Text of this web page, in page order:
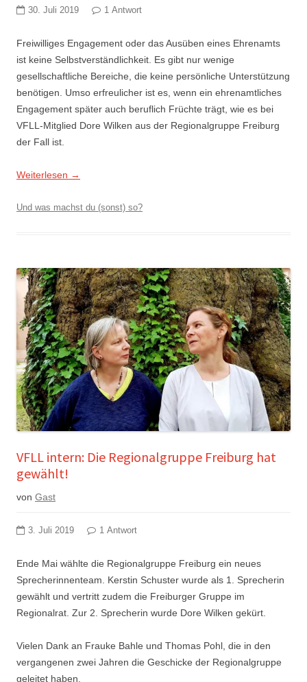
30. Juli 2019 1 Antwort
Freiwilliges Engagement oder das Ausüben eines Ehrenamts
ist keine Selbstverständlichkeit. Es gibt nur wenige
gesellschaftliche Bereiche, die keine persönliche Unterstützung
benötigen. Umso erfreulicher ist es, wenn ein ehrenamtliches
Engagement später auch beruflich Früchte trägt, wie es bei
VFLL-Mitglied Dore Wilken aus der Regionalgruppe Freiburg
der Fall ist.
Weiterlesen →
Und was machst du (sonst) so?
VFLL intern: Die Regionalgruppe Freiburg hat
gewählt!
von Gast
3. Juli 2019 1 Antwort
Ende Mai wählte die Regionalgruppe Freiburg ein neues
Sprecherinnenteam. Kerstin Schuster wurde als 1. Sprecherin
gewählt und vertritt zudem die Freiburger Gruppe im
Regionalrat. Zur 2. Sprecherin wurde Dore Wilken gekürt.
Vielen Dank an Frauke Bahle und Thomas Pohl, die in den
vergangenen zwei Jahren die Geschicke der Regionalgruppe
geleitet haben.